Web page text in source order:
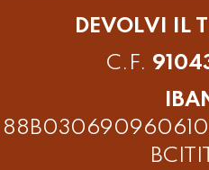
DEVOLVI IL
C.F.